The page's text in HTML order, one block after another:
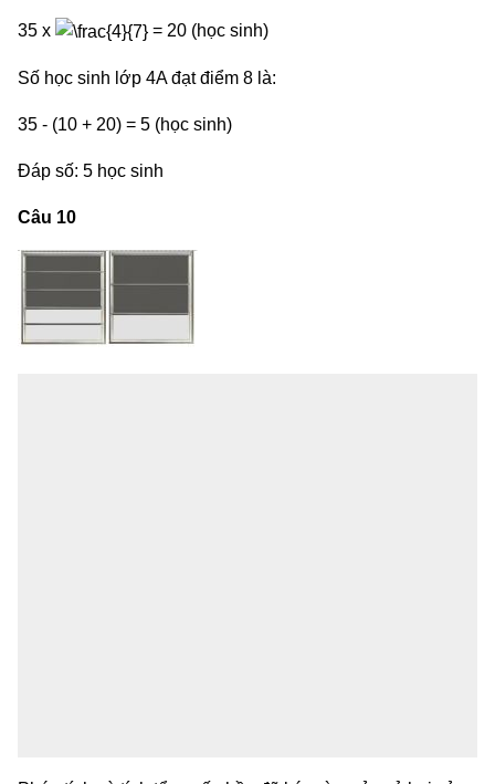
35 x = 20 (học sinh)
Số học sinh lớp 4A đạt điểm 8 là:
35 - (10 + 20) = 5 (học sinh)
Đáp số: 5 học sinh
Câu 10